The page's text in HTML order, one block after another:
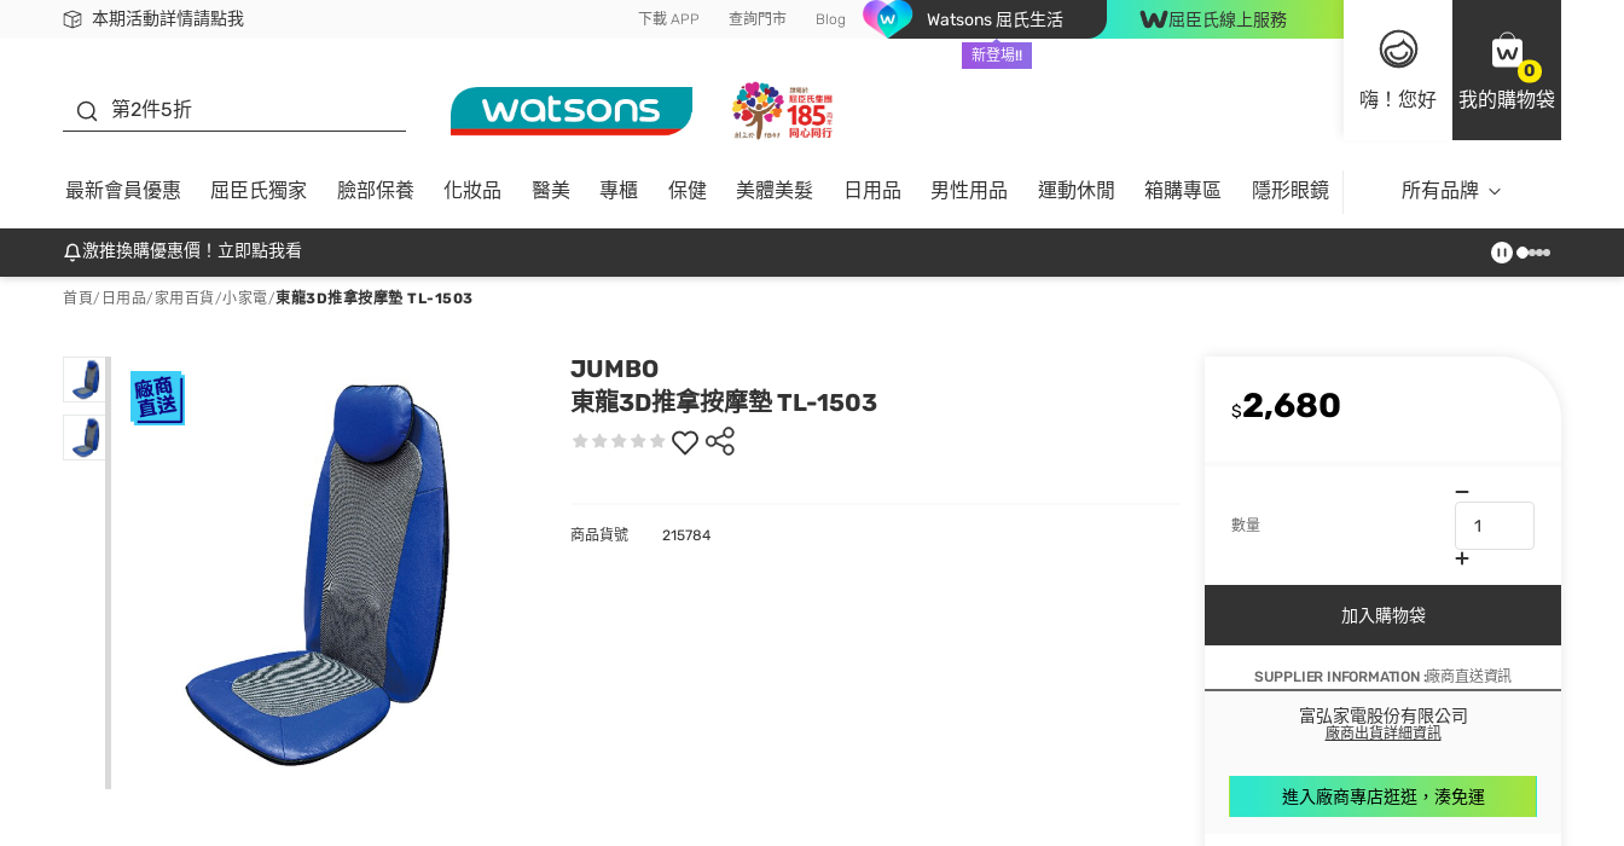
本期活動詳情請點我
下載app最高回饋$350 下載 APP 查詢門市 Blog Watsons 屈氏生活
新登場!!
屈臣氏線上服務
嗨！您好
0
我的購物袋
第2件5折
最新會員優惠 屈臣氏獨家 臉部保養 化妝品 醫美 專櫃 保健 美體美髮 日用品 男性用品 運動休閒 箱購專區 隱形眼鏡 所有品牌
激推換購優惠價！立即點我看
首頁/ 日用品/ 家用百貨/小家電/東龍3D推拿按摩墊 TL-1503
JUMBO
東龍3D推拿按摩墊 TL-1503
$2,680
數量
加入購物袋
SUPPLIER INFORMATION :廠商直送資訊
富弘家電股份有限公司
廠商出貨詳細資訊
進入廠商專店逛逛，湊免運
商品貨號 215784